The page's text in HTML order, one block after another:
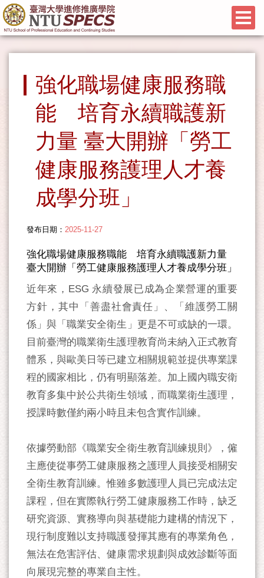
強化職場健康服務職
能 培育永續職護新
力量 臺大開辦「勞工
健康服務護理人才養
成學分班」
發布日期： 2025-11-27
強化職場健康服務職能 培育永續職護新力量
臺大開辦「勞工健康服務護理人才養成學分班」
近年來，ESG 永續發展已成為企業營運的重要
方針，其中「善盡社會責任」、「維護勞工關
係」與「職業安全衛生」更是不可或缺的一環。
目前臺灣的職業衛生護理教育尚未納入正式教育
體系，與歐美日等已建立相關規範並提供專業課
程的國家相比，仍有明顯落差。加上國內職安衛
教育多集中於公共衛生領域，而職業衛生護理，
授課時數僅約兩小時且未包含實作訓練。
依據勞動部《職業安全衛生教育訓練規則》，僱
主應使從事勞工健康服務之護理人員接受相關安
全衛生教育訓練。惟雖多數護理人員已完成法定
課程，但在實際執行勞工健康服務工作時，缺乏
研究資源、實務導向與基礎能力建構的情況下，
現行制度難以支持職護發揮其應有的專業角色，
無法在危害評估、健康需求規劃與成效診斷等面
向展現完整的專業自主性。